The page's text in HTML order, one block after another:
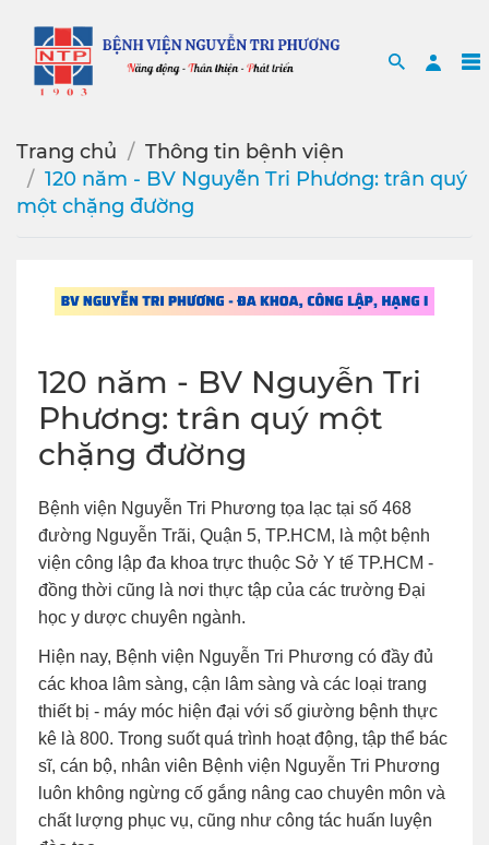
Search
Trang chủ
Thông tin bệnh viện
120 năm - BV Nguyễn Tri Phương: trân quý
một chặng đường
120 năm - BV Nguyễn Tri
Phương: trân quý một
chặng đường
Bệnh viện Nguyễn Tri Phương tọa lạc tại số 468
đường Nguyễn Trãi, Quận 5, TP.HCM, là một bệnh
viện công lập đa khoa trực thuộc Sở Y tế TP.HCM -
đồng thời cũng là nơi thực tập của các trường Đại
học y dược chuyên ngành.
Hiện nay, Bệnh viện Nguyễn Tri Phương có đầy đủ
các khoa lâm sàng, cận lâm sàng và các loại trang
thiết bị - máy móc hiện đại với số giường bệnh thực
kê là 800. Trong suốt quá trình hoạt động, tập thể bác
sĩ, cán bộ, nhân viên Bệnh viện Nguyễn Tri Phương
luôn không ngừng cố gắng nâng cao chuyên môn và
chất lượng phục vụ, cũng như công tác huấn luyện